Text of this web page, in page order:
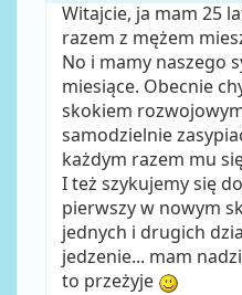
Witajcie, ja mam 25
razem z mężem
No i mamy naszego
miesiące. Obecnie
skokiem
samodzielnie
każdym razem mu
I też szykujemy się
pierwszy w nowym
jednych i drugich
jedzenie... mam
to przeżyje